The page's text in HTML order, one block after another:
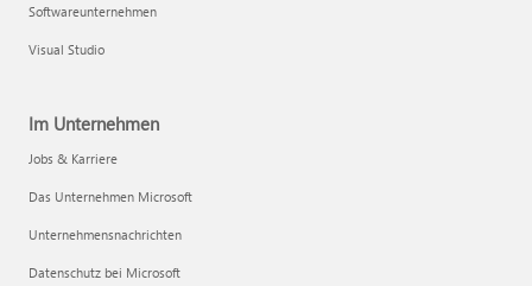
Softwareunternehmen
Visual Studio
Im Unternehmen
Jobs & Karriere
Das Unternehmen Microsoft
Unternehmensnachrichten
Datenschutz bei Microsoft